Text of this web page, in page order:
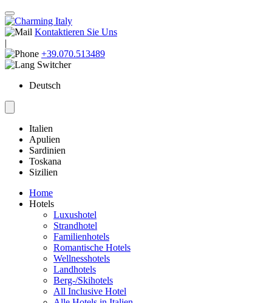
Kontaktieren Sie Uns
|
+39.070.513489
Deutsch
Italien
Apulien
Sardinien
Toskana
Sizilien
Home
Hotels
Luxushotel
Strandhotel
Familienhotels
Romantische Hotels
Wellnesshotels
Landhotels
Berg-/Skihotels
All Inclusive Hotel